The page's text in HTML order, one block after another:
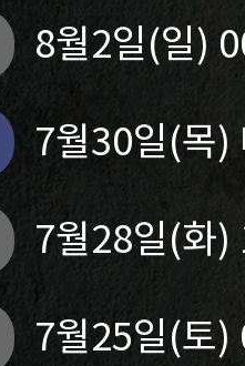
8월2일(일)
7월30일(목)
7월28일(화
7월25일(토